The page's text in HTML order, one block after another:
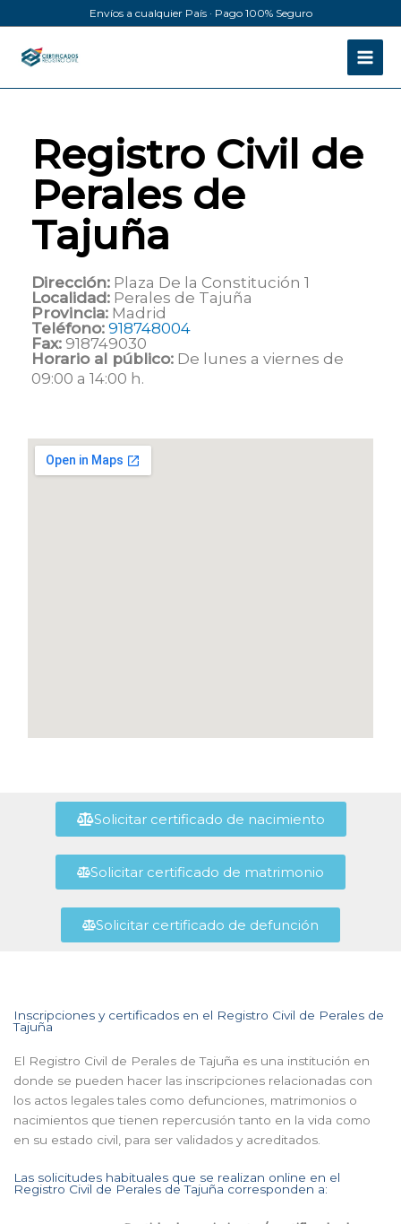
al
contenido
Envíos a cualquier País · Pago 100% Seguro
Registro Civil de
Perales de
Tajuña
Dirección: Plaza De la Constitución 1
Localidad: Perales de Tajuña
Provincia: Madrid
Teléfono: 918748004
Fax: 918749030
Horario al público: De lunes a viernes de
09:00 a 14:00 h.
Solicitar certificado de nacimiento
Solicitar certificado de matrimonio
Solicitar certificado de defunción
Inscripciones y certificados en el Registro Civil de Perales de
Tajuña
El Registro Civil de Perales de Tajuña es una institución en
donde se pueden hacer las inscripciones relacionadas con
los actos legales tales como defunciones, matrimonios o
nacimientos que tienen repercusión tanto en la vida como
en su estado civil, para ser validados y acreditados.
Las solicitudes habituales que se realizan online en el
Registro Civil de Perales de Tajuña corresponden a: